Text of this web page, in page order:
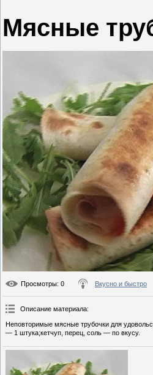
Мясные
Просмотры: 0 Вкусно и быстро
Описание материала:
Неповторимые мясные трубочки для
— 1 штука;кетчуп, перец, соль — по вкусу.